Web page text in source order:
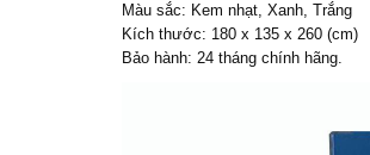
Màu sắc: Kem nhạt, Xanh, Trắng
Kích thước: 180 x 135 x 260 (cm)
Bảo hành: 24 tháng chính hãng.